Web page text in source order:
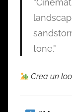
tone.”
Crea un